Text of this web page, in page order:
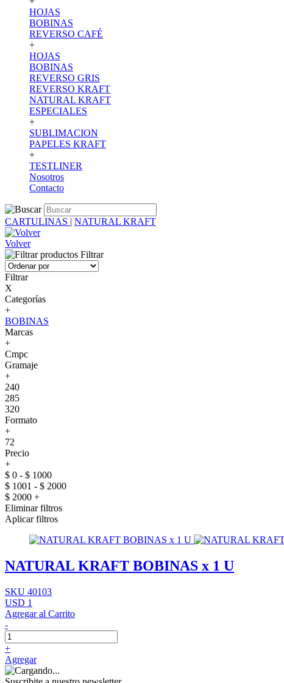
HOJAS
BOBINAS
REVERSO CAFÉ
+
HOJAS
BOBINAS
REVERSO GRIS
REVERSO KRAFT
NATURAL KRAFT
ESPECIALES
+
SUBLIMACION
PAPELES KRAFT
+
TESTLINER
Nosotros
Contacto
CARTULINAS | NATURAL KRAFT
Volver
Filtrar
Filtrar
X
Categorías
+
BOBINAS
Marcas
+
Cmpc
Gramaje
+
240
285
320
Formato
+
72
Precio
+
$ 0 - $ 1000
$ 1001 - $ 2000
$ 2000 +
Eliminar filtros
Aplicar filtros
NATURAL KRAFT BOBINAS x 1 U
SKU 40103
USD 1
Agregar al Carrito
-
+
Agregar